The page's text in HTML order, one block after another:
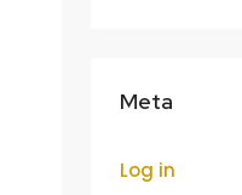
Meta
Log in